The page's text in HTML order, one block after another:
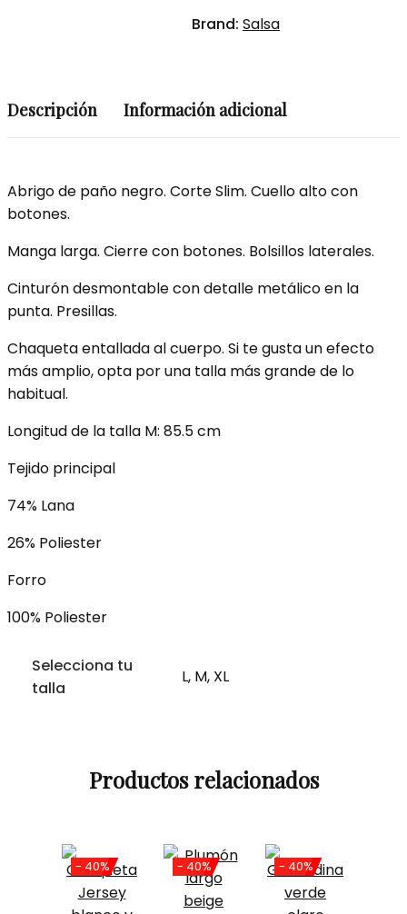
Brand: Salsa
Descripción Información adicional
Abrigo de paño negro. Corte Slim. Cuello alto con
botones.
Manga larga. Cierre con botones. Bolsillos laterales.
Cinturón desmontable con detalle metálico en la
punta. Presillas.
Chaqueta entallada al cuerpo. Si te gusta un efecto
más amplio, opta por una talla más grande de lo
habitual.
Longitud de la talla M: 85.5 cm
Tejido principal
74% Lana
26% Poliester
Forro
100% Poliester
Selecciona tu
talla
L, M, XL
Productos relacionados
- 40% - 40% - 40%